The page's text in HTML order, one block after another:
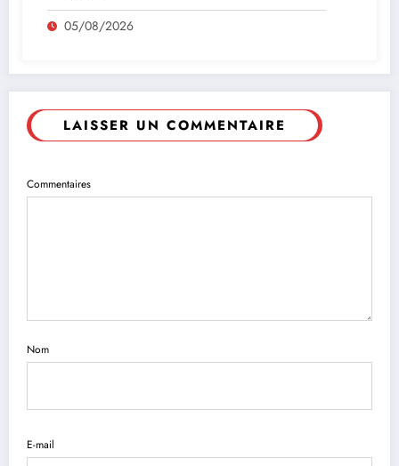
05/08/2026
LAISSER UN COMMENTAIRE
Commentaires
Nom
E-mail